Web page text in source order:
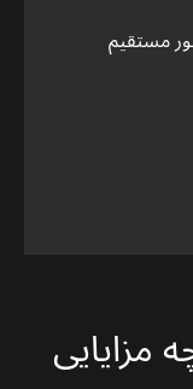
مستقیم
مزایایی